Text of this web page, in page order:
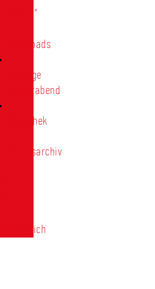
"digital"
Downloads
Vorträge
Heimatabend
Bibliothek
Vereinsarchiv